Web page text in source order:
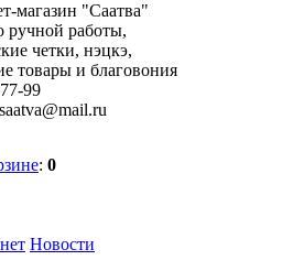
магазин "Саатва"
работы,
четки, нэцкэ,
товары и благовония
99
: 0
Новости